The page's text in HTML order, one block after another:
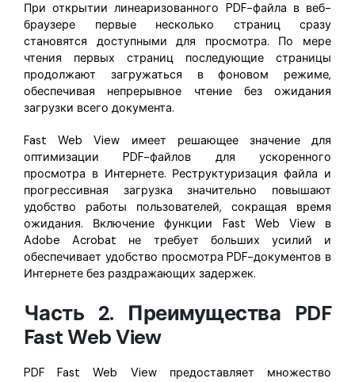
При открытии линеаризованного PDF-файла в веб-
браузере первые несколько страниц сразу
становятся доступными для просмотра. По мере
чтения первых страниц последующие страницы
продолжают загружаться в фоновом режиме,
обеспечивая непрерывное чтение без ожидания
загрузки всего документа.
Fast Web View имеет решающее значение для
оптимизации PDF-файлов для ускоренного
просмотра в Интернете. Реструктуризация файла и
прогрессивная загрузка значительно повышают
удобство работы пользователей, сокращая время
ожидания. Включение функции Fast Web View в
Adobe Acrobat не требует больших усилий и
обеспечивает удобство просмотра PDF-документов в
Интернете без раздражающих задержек.
Часть 2. Преимущества PDF
Fast Web View
PDF Fast Web View предоставляет множество